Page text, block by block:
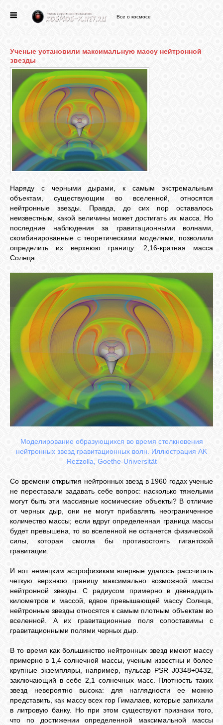
ФОРУМ
СТАТЬИ
СВЯЗЬ
RSS
Все о космосе
Ученые установили максимальную массу нейтронной
звезды
Наряду с черными дырами, к самым экстремальным
объектам, существующим во вселенной, относятся
нейтронные звезды. Правда, до сих пор оставалось
неизвестным, какой величины может достигать их масса. Но
последние наблюдения за гравитационными волнами,
скомбинированные с теоретическими моделями, позволили
определить их верхнюю границу: 2,16-кратная масса
Солнца.
Моделирование образующихся во время столкновения
нейтронных звезд гравитационных волн. Иллюстрация AK
Rezzolla, Goethe-Universität
Со времени открытия нейтронных звезд в 1960 годах ученые
не переставали задавать себе вопрос: насколько тяжелыми
могут быть эти массивные космические объекты? В отличие
от черных дыр, они не могут прибавлять неограниченное
количество массы; если вдруг определенная граница массы
будет превышена, то во вселенной не останется физической
силы, которая смогла бы противостоять гигантской
гравитации.
И вот немецким астрофизикам впервые удалось рассчитать
четкую верхнюю границу максимально возможной массы
нейтронной звезды. С радиусом примерно в двенадцать
километров и массой, вдвое превышающей массу Солнца,
нейтронные звезды относятся к самым плотным объектам во
вселенной. А их гравитационные поля сопоставимы с
гравитационными полями черных дыр.
В то время как большинство нейтронных звезд имеют массу
примерно в 1,4 солнечной массы, ученым известны и более
крупные экземпляры, например, пульсар PSR J0348+0432,
заключающий в себе 2,1 солнечных масс. Плотность таких
звезд невероятно высока: для наглядности ее можно
представить, как массу всех гор Гималаев, которые запихали
в литровую банку. Но при этом существуют признаки того,
что по достижении определенной максимальной массы